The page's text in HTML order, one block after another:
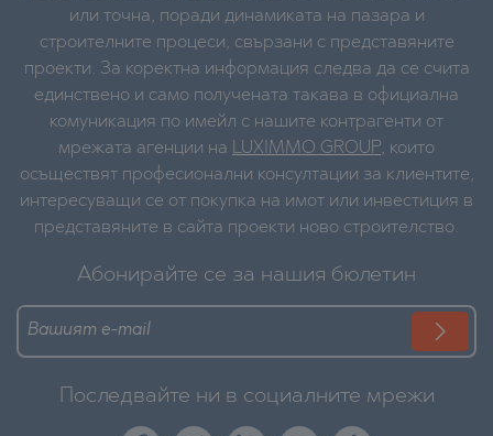
или точна, поради динамиката на пазара и
строителните процеси, свързани с представяните
проекти. За коректна информация следва да се счита
единствено и само получената такава в официална
комуникация по имейл с нашите контрагенти от
мрежата агенции на LUXIMMO GROUP, които
осъществят професионални консултации за клиентите,
интересуващи се от покупка на имот или инвестиция в
представяните в сайта проекти ново строителство.
Абонирайте се за нашия бюлетин
Последвайте ни в социалните мрежи